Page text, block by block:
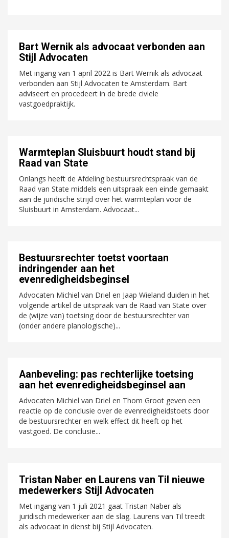
Bart Wernik als advocaat verbonden aan
Stijl Advocaten
Met ingang van 1 april 2022 is Bart Wernik als advocaat
verbonden aan Stijl Advocaten te Amsterdam. Bart
adviseert en procedeert in de brede civiele
vastgoedpraktijk.
Warmteplan Sluisbuurt houdt stand bij
Raad van State
Onlangs heeft de Afdeling bestuursrechtspraak van de
Raad van State middels een uitspraak een einde gemaakt
aan de juridische strijd over het warmteplan voor de
Sluisbuurt in Amsterdam. Advocaat...
Bestuursrechter toetst voortaan
indringender aan het
evenredigheidsbeginsel
Advocaten Michiel van Driel en Jaap Wieland duiden in het
volgende artikel de uitspraak van de Raad van State over
de (wijze van) toetsing door de bestuursrechter van
(onder andere planologische)...
Aanbeveling: pas rechterlijke toetsing
aan het evenredigheidsbeginsel aan
Advocaten Michiel van Driel en Thom Groot geven een
reactie op de conclusie over de evenredigheidstoets door
de bestuursrechter en welk effect dit heeft op het
vastgoed. De conclusie...
Tristan Naber en Laurens van Til nieuwe
medewerkers Stijl Advocaten
Met ingang van 1 juli 2021 gaat Tristan Naber als
juridisch medewerker aan de slag. Laurens van Til treedt
als advocaat in dienst bij Stijl Advocaten.